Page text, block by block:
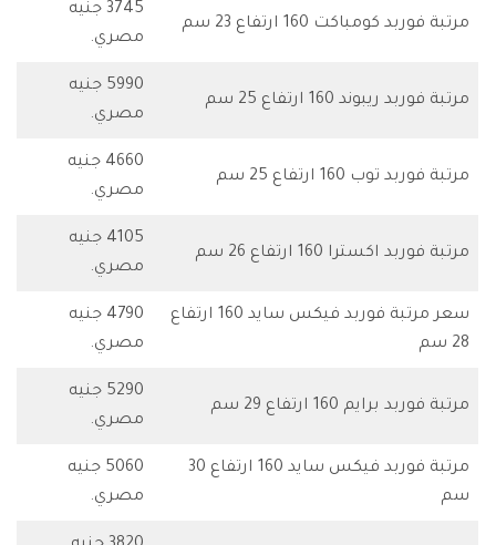
مرتبة فوربد كومباكت 160 ارتفاع 23 سم
3745 جنيه
مصري.
مرتبة فوربد ريبوند 160 ارتفاع 25 سم
5990 جنيه
مصري.
مرتبة فوربد توب 160 ارتفاع 25 سم
4660 جنيه
مصري.
مرتبة فوربد اكسترا 160 ارتفاع 26 سم
4105 جنيه
مصري.
سعر مرتبة فوربد فيكس سايد 160 ارتفاع
28 سم
4790 جنيه
مصري.
مرتبة فوربد برايم 160 ارتفاع 29 سم
5290 جنيه
مصري.
مرتبة فوربد فيكس سايد 160 ارتفاع 30
سم
5060 جنيه
مصري.